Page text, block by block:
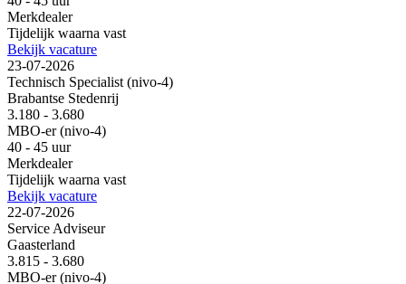
Merkdealer
Tijdelijk waarna vast
Bekijk vacature
23-07-2026
Technisch Specialist (nivo-4)
Brabantse Stedenrij
3.180 - 3.680
MBO-er (nivo-4)
40 - 45 uur
Merkdealer
Tijdelijk waarna vast
Bekijk vacature
22-07-2026
Service Adviseur
Gaasterland
3.815 - 3.680
MBO-er (nivo-4)